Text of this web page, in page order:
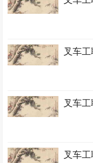
叉车工
叉车工
叉车工